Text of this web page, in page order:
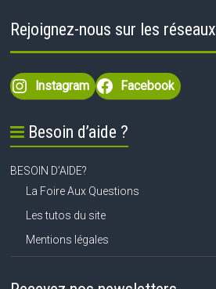
Rejoignez-nous sur les réseaux
Instagram Facebook
Besoin d’aide ?
BESOIN D’AIDE?
La Foire Aux Questions
Les tutos du site
Mentions légales